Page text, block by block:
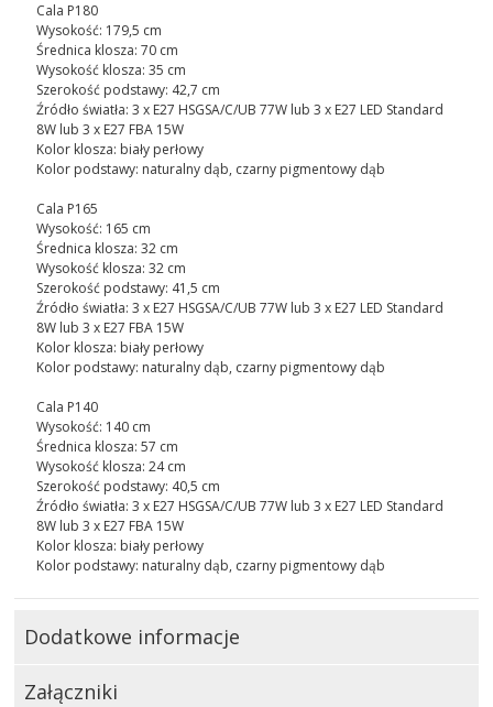
Cala P180
Wysokość: 179,5 cm
Średnica klosza: 70 cm
Wysokość klosza: 35 cm
Szerokość podstawy: 42,7 cm
Źródło światła: 3 x E27 HSGSA/C/UB 77W lub 3 x E27 LED Standard
8W lub 3 x E27 FBA 15W
Kolor klosza: biały perłowy
Kolor podstawy: naturalny dąb, czarny pigmentowy dąb
Cala P165
Wysokość: 165 cm
Średnica klosza: 32 cm
Wysokość klosza: 32 cm
Szerokość podstawy: 41,5 cm
Źródło światła: 3 x E27 HSGSA/C/UB 77W lub 3 x E27 LED Standard
8W lub 3 x E27 FBA 15W
Kolor klosza: biały perłowy
Kolor podstawy: naturalny dąb, czarny pigmentowy dąb
Cala P140
Wysokość: 140 cm
Średnica klosza: 57 cm
Wysokość klosza: 24 cm
Szerokość podstawy: 40,5 cm
Źródło światła: 3 x E27 HSGSA/C/UB 77W lub 3 x E27 LED Standard
8W lub 3 x E27 FBA 15W
Kolor klosza: biały perłowy
Kolor podstawy: naturalny dąb, czarny pigmentowy dąb
Dodatkowe informacje
Załączniki